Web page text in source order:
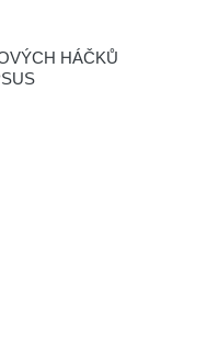
HÁČKŮ